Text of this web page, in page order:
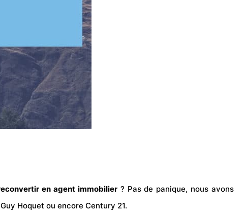
en agent immobilier? Pas de panique, nous avons
Hoquet ou encore Century 21.